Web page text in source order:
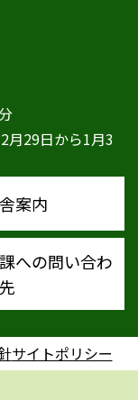
月29日から1月3
案内
への問い合わ
サイトポリシー